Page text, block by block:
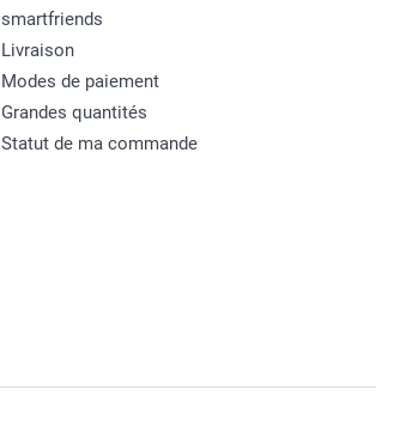
smartfriends
Livraison
Modes de paiement
Grandes quantités
Statut de ma commande